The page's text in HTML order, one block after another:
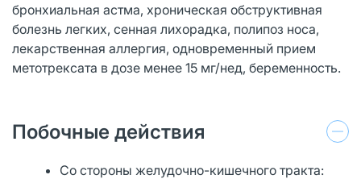
бронхиальная астма, хроническая обструктивная
болезнь легких, сенная лихорадка, полипоз носа,
лекарственная аллергия, одновременный прием
метотрексата в дозе менее 15 мг/нед, беременность.
Побочные действия
Со стороны желудочно-кишечного тракта: